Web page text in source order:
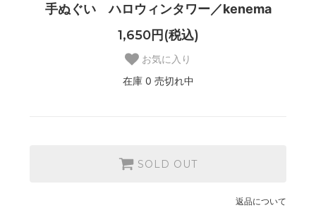
手ぬぐい ハロウィンタワー／kenema
1,650円(税込)
お気に入り
在庫 0 売切れ中
SOLD OUT
返品について